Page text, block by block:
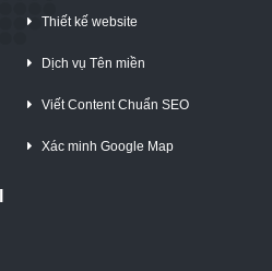
Thiết kế website
Dịch vụ Tên miền
Viết Content Chuẩn SEO
Xác minh Google Map